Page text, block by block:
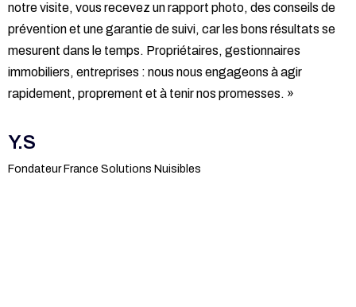
notre visite, vous recevez un rapport photo, des conseils de
prévention et une garantie de suivi, car les bons résultats se
mesurent dans le temps. Propriétaires, gestionnaires
immobiliers, entreprises : nous nous engageons à agir
rapidement, proprement et à tenir nos promesses. »
Y.S
Fondateur France Solutions Nuisibles